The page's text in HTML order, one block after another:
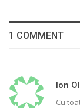
1 COMMENT
Ion
Cu